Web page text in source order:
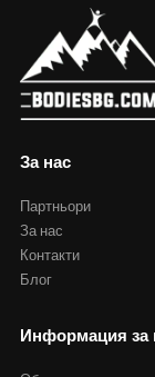
За нас
Партньори
За нас
Контакти
Блог
Информация за